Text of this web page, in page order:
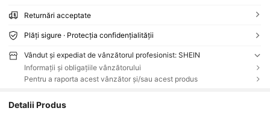
Returnări acceptate
Plăți sigure · Protecția confidențialității
Vândut și expediat de vânzătorul profesionist: SHEIN
Informații și obligațiile vânzătorului
Pentru a raporta acest vânzător și/sau acest produs
Detalii Produs